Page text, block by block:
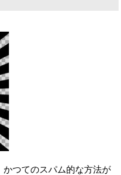
つてのスパム的な方法が